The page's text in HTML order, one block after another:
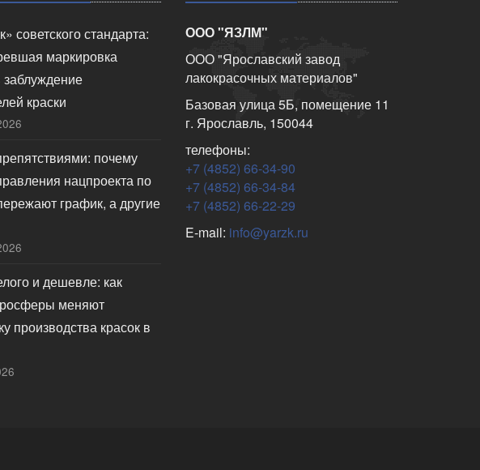
советского стандарта:
маркировка
заблуждение
краски
почему
нацпроекта по
график, а другие
и дешевле: как
меняют
производства красок в
ООО "ЯЗЛМ"
ООО "Ярославский завод
лакокрасочных материалов"
Базовая улица 5Б, помещение 11
г. Ярославль, 150044
телефоны:
+7 (4852) 66-34-90
+7 (4852) 66-34-84
+7 (4852) 66-22-29
E-mail: info@yarzk.ru